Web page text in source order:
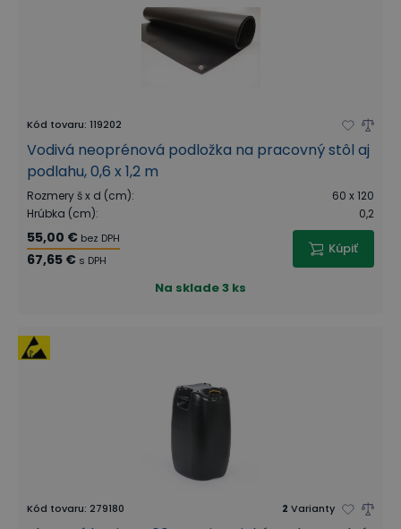
Kód tovaru: 119202
Vodivá neoprénová podložka na pracovný stôl aj
podlahu, 0,6 x 1,2 m
Rozmery š x d (cm):
60 x 120
Hrúbka (cm): 0,2
55,00 € bez DPH
67,65 € s DPH
Kúpiť
Na sklade3 ks
Kód tovaru: 279180 2 Varianty